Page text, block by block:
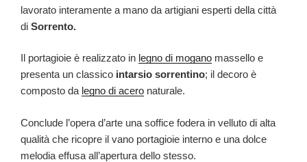
lavorato interamente a mano da artigiani esperti della città
di Sorrento.
Il portagioie è realizzato in legno di mogano massello e
presenta un classico intarsio sorrentino; il decoro è
composto da legno di acero naturale.
Conclude l’opera d’arte una soffice fodera in velluto di alta
qualità che ricopre il vano portagioie interno e una dolce
melodia effusa all’apertura dello stesso.